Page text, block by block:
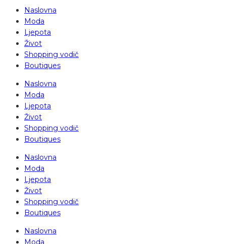
Naslovna
Moda
Ljepota
Život
Shopping vodič
Boutiques
Naslovna
Moda
Ljepota
Život
Shopping vodič
Boutiques
Naslovna
Moda
Ljepota
Život
Shopping vodič
Boutiques
Naslovna
Moda